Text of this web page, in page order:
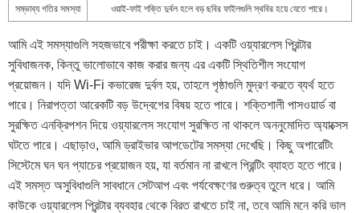
সম্ভাব্য গতির সমস্যা ওয়াই-ফাই শক্তি দুর্বল হলে বড় ছবির ফাইলগুলি স্থবির হয়ে যেতে পারে।
আমি এই সমস্যাগুলি সহজভাবে পরীক্ষা করতে চাই। একটি ওয়্যারলেস প্রিন্টার
সুবিধাজনক, কিন্তু ভালোভাবে কাজ করার জন্য এর একটি স্থিতিশীল সংযোগ
প্রয়োজন। যদি Wi-Fi কভারেজ দুর্বল হয়, তাহলে পৃষ্ঠাগুলি মুদ্রণ করতে ব্যর্থ হতে
পারে। নিরাপত্তা আরেকটি বড় উদ্বেগের বিষয় হতে পারে। শক্তিশালী পাসওয়ার্ড বা
সুরক্ষিত এনক্রিপশন দিয়ে ওয়্যারলেস সংযোগ সুরক্ষিত না থাকলে অননুমোদিত অ্যাক্সেস
ঘটতে পারে। এছাড়াও, আমি ড্রাইভার আপডেটের সমস্যা দেখেছি। কিছু অপারেটিং
সিস্টেমে ঘন ঘন প্যাচের প্রয়োজন হয়, যা বর্তমান না রাখলে প্রিন্টিং ব্যাহত হতে পারে।
এই সমস্ত অসুবিধাগুলি সাবধানে সেটআপ এবং পর্যবেক্ষণের গুরুত্ব তুলে ধরে। আমি
কাউকে ওয়্যারলেস প্রিন্টার ব্যবহার থেকে বিরত রাখতে চাই না, তবে আমি মনে করি ভাল